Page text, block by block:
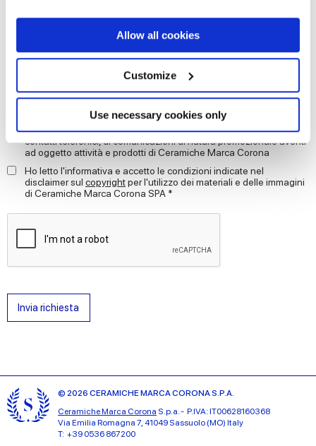
If you allow, we would also like to:
Collect information about your geographical
location which can be accurate to within several
Identify your device by actively scanning it for
specific characteristics (fingerprinting)
Find out more about how your personal data is processed
and set your preferences in thedetails section.
provide social media features and to analyse our traffic.
We also share information about your use of our site with
our social media, advertising and analytics partners who
may combine it with other information that you’ve
provided to them or that they’ve collected from your use
of their services.
Allow all cookies
Customize
Use necessary cookies only
Autorizzo il trattamento dei miei dati al fine di dare seguito alla mia
richiesta di cui al punto C) dell’informativa. *
marketing di cui al punto D) dell’ informativa, ai fini dell’invio,
anche mediante modalità automatizzate (sms, mms, fax, e-mail) e
contatti telefonici, di comunicazioni di natura promozionale aventi
ad oggetto attività e prodotti di Ceramiche Marca Corona
Ho letto l'informativa e accetto le condizioni indicate nel
disclaimer sul copyrightper l'utilizzo dei materiali e delle immagini
di Ceramiche Marca Corona SPA *
Invia richiesta
© 2026 CERAMICHE MARCA CORONA S.P.A.
Ceramiche Marca Corona S.p.a. - P.IVA: IT00628160368
Via Emilia Romagna 7, 41049 Sassuolo (MO) Italy
T: +39 0536 867200